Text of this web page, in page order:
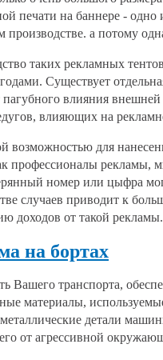
печати на баннере -
производстве. а потому
таких рекламных
Существует
пагубного влияния
влияющих на
возможностью для
профессионалы рекламы,
номер или цыфра
случаев приводит к
доходов от такой рекламы.
на бортах
Вашего транспорта,
материалы,
детали
от агрессивной